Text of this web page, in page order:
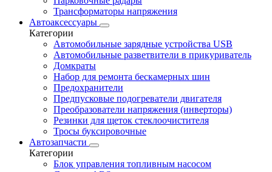
Трансформаторы напряжения
Автоаксессуары
Категории
Автомобильные зарядные устройства USB
Автомобильные разветвители в прикуриватель
Домкраты
Набор для ремонта бескамерных шин
Предохранители
Предпусковые подогреватели двигателя
Преобразователи напряжения (инверторы)
Резинки для щеток стеклоочистителя
Тросы буксировочные
Автозапчасти
Категории
Блок управления топливным насосом